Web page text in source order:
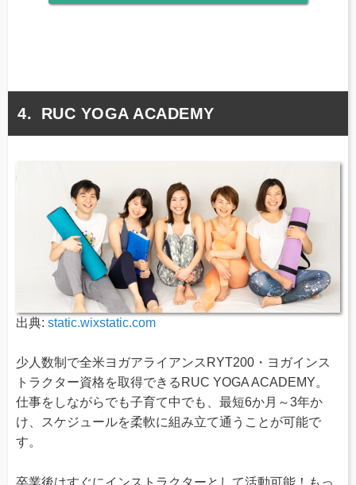
RUC YOGA ACADEMY
出典: static.wixstatic.com
少人数制で全米ヨガアライアンスRYT200・ヨガインス
トラクター資格を取得できるRUC YOGA ACADEMY。
仕事をしながらでも子育て中でも、最短6か月～3年か
け、スケジュールを柔軟に組み立て通うことが可能で
す。
卒業後はすぐにインストラクターとして活動可能！もっ